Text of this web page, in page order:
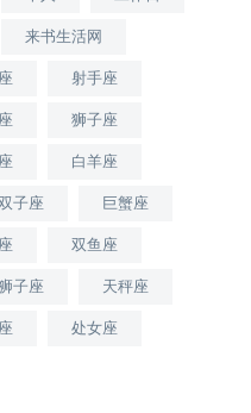
来书生活网
射手座
狮子座
白羊座
子座 巨蟹座
双鱼座
子座 天秤座
处女座